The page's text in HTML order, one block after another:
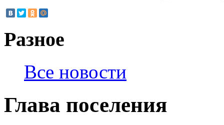
Разное
Все новости
Глава поселения